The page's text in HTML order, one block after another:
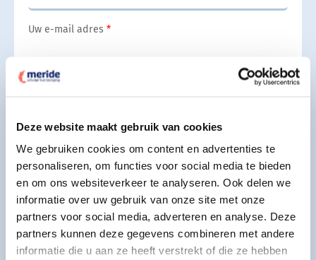
Deze website maakt gebruik van cookies
We gebruiken cookies om content en advertenties te
personaliseren, om functies voor social media te bieden
en om ons websiteverkeer te analyseren. Ook delen we
informatie over uw gebruik van onze site met onze
partners voor social media, adverteren en analyse. Deze
partners kunnen deze gegevens combineren met andere
informatie die u aan ze heeft verstrekt of die ze hebben
Uw e-mail adres
Indicatie periode overlijden
Aanvullende wensen
Geef uw aanvullende wensen aan